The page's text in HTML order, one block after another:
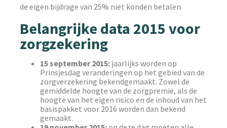
de eigen bijdrage van 25% niet konden betalen.
Belangrijke data 2015 voor
zorgzekering
15 september 2015: jaarlijks worden op
Prinsjesdag veranderingen op het gebied van de
zorgverzekering bekendgemaakt. Zowel de
gemiddelde hoogte van de zorgpremie, als de
hoogte van het eigen risico en de inhoud van het
basispakket voor 2016 worden dan bekend
gemaakt.